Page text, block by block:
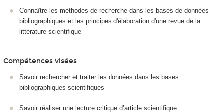
Connaître les méthodes de recherche dans les bases de données
bibliographiques et les principes d'élaboration d'une revue de la
littérature scientifique
Compétences visées
Savoir rechercher et traiter les données dans les bases
bibliographiques scientifiques
Savoir réaliser une lecture critique d’article scientifique